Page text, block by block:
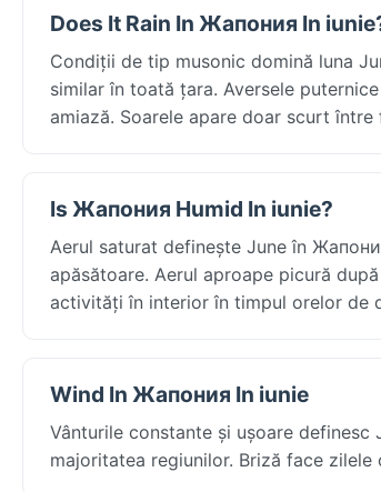
Does It Rain In Жапония In
Condiții de tip musonic domină luna
similar în toată țara. Aversele
amiază. Soarele apare doar scurt
Is Жапония Humid In iunie?
Aerul saturat definește June în
apăsătoare. Aerul aproape picură
activități în interior în timpul orelor de
Wind In Жапония In iunie
Vânturile constante și ușoare
majoritatea regiunilor. Briză face